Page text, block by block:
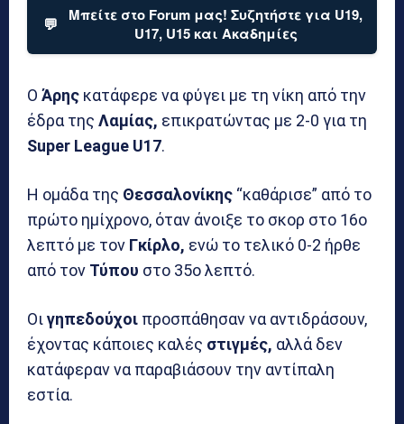
💬
Μπείτε στο Forum μας! Συζητήστε για U19,
U17, U15 και Ακαδημίες
Ο Άρης κατάφερε να φύγει με τη νίκη από την
έδρα της Λαμίας, επικρατώντας με 2-0 για τη
Super League U17.
Η ομάδα της Θεσσαλονίκης “καθάρισε” από το
πρώτο ημίχρονο, όταν άνοιξε το σκορ στο 16ο
λεπτό με τον Γκίρλο, ενώ το τελικό 0-2 ήρθε
από τον Τύπου στο 35ο λεπτό.
Οιγηπεδούχοι προσπάθησαν να αντιδράσουν,
έχοντας κάποιες καλές στιγμές, αλλά δεν
κατάφεραν να παραβιάσουν την αντίπαλη
εστία.